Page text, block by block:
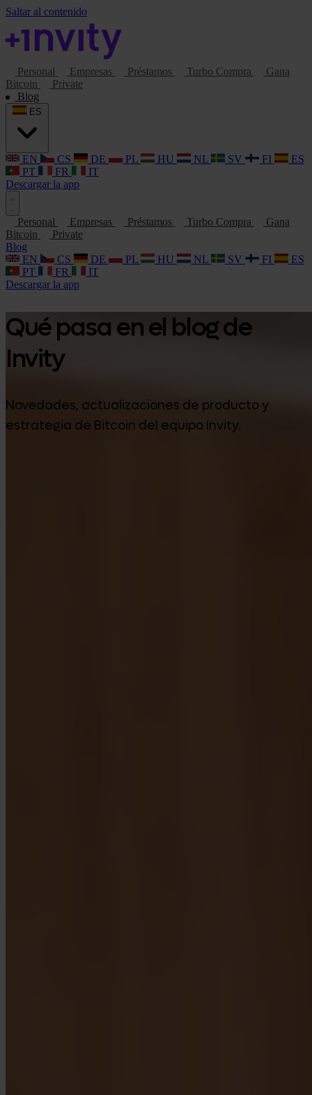
Saltar al contenido
Personal Empresas Préstamos Turbo Compra
Gana
Bitcoin
Private
Blog
EN CS DE PL HU NL SV FI
ES
PT
FR
IT
Descargar la app
Personal Empresas Préstamos Turbo Compra
Gana
Bitcoin
Private
Blog
EN
CS DE PL HU NL SV FI
ES
PT
FR
IT
Descargar la app
Qué pasa en el blog de
Invity
Novedades, actualizaciones de producto y
estrategia de Bitcoin del equipo Invity.